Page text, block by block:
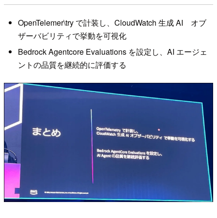
OpenTelemer\try で計装し、CloudWatch 生成 AI オブ
ザーバビリティで挙動を可視化
Bedrock Agentcore Evaluations を設定し、AI エージェ
ントの品質を継続的に評価する